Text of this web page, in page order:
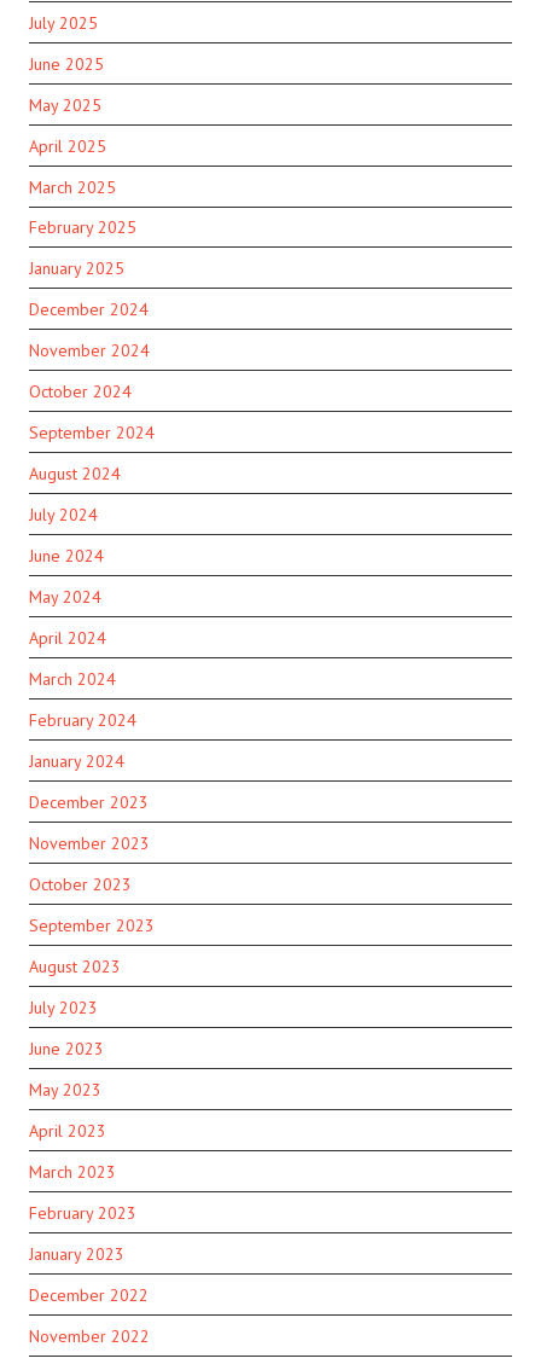
July 2025
June 2025
May 2025
April 2025
March 2025
February 2025
January 2025
December 2024
November 2024
October 2024
September 2024
August 2024
July 2024
June 2024
May 2024
April 2024
March 2024
February 2024
January 2024
December 2023
November 2023
October 2023
September 2023
August 2023
July 2023
June 2023
May 2023
April 2023
March 2023
February 2023
January 2023
December 2022
November 2022